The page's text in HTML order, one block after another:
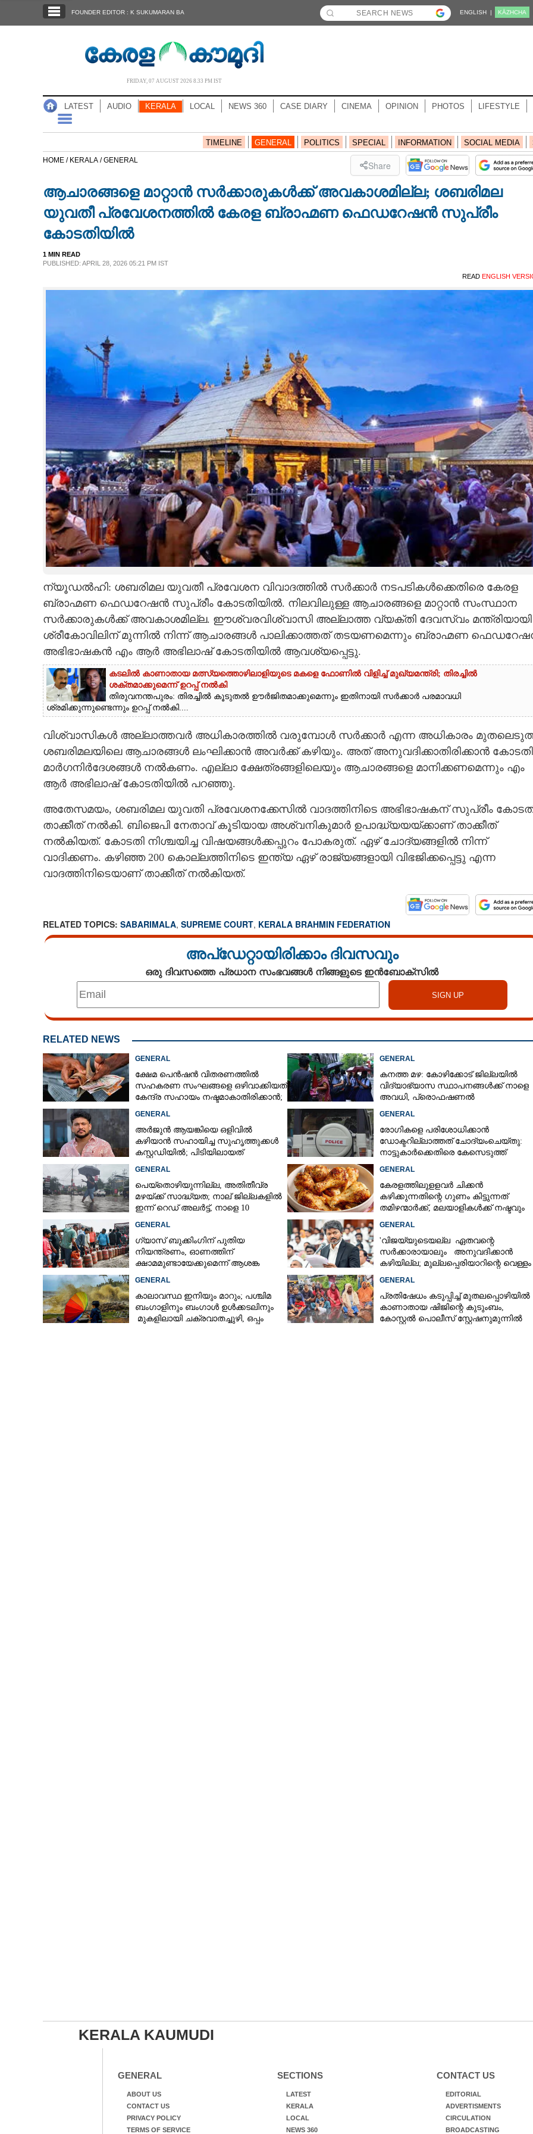
NOTIFIED NEWS
NEWS 360
SPIRITUAL
CARTOONS
LITERATURE
CONTACT US
FOUNDER EDITOR : K SUKUMARAN BA ENGLISH | KĀZHCHA
FRIDAY, 07 AUGUST 2026 8.33 PM IST
LATEST AUDIO KERALA LOCAL NEWS 360 CASE DIARY CINEMA OPINION PHOTOS LIFESTYLE
TIMELINE GENERAL POLITICS SPECIAL INFORMATION SOCIAL MEDIA
HOME / KERALA /GENERAL Share
ആചാരങ്ങളെ മാറ്റാൻ സർക്കാരുകൾക്ക് അവകാശമില്ല; ശബരിമല
യുവതീ പ്രവേശനത്തിൽ കേരള ബ്രാഹ്മണ ഫെഡറേഷൻ സുപ്രീം
കോടതിയിൽ
1 MIN READ
PUBLISHED: APRIL 28, 2026 05:21 PM IST
READ ENGLISH
ന്യൂഡൽഹി: ശബരിമല യുവതീ പ്രവേശന വിവാദത്തിൽ സർക്കാർ നടപടികൾക്കെതിരെ കേരള
ബ്രാഹ്മണ ഫെഡറേഷൻ സുപ്രീം കോടതിയിൽ. നിലവിലുള്ള ആചാരങ്ങളെ മാറ്റാൻ സംസ്ഥാന
സർക്കാരുകൾക്ക് അവകാശമില്ല. ഈശ്വരവിശ്വാസി അല്ലാത്ത വ്യക്തി ദേവസ്വം മന്ത്രിയായി
ശ്രീകോവിലിന് മുന്നിൽ നിന്ന് ആചാരങ്ങൾ പാലിക്കാത്തത് തടയണമെന്നും ബ്രാഹ്മണ
അഭിഭാഷകൻ എം ആർ അഭിലാഷ് കോടതിയിൽ ആവശ്യപ്പെട്ടു.
കടലിൽ കാണാതായ മത്സ്യത്തൊഴിലാളിയുടെ മകളെ ഫോണിൽ വിളിച്ച് മുഖ്യമന്ത്രി; തിരച്ചിൽ
ശക്തമാക്കുമെന്ന് ഉറപ്പ് നൽകി
തിരുവനന്തപുരം: തിരച്ചിൽ കൂടുതൽ ഊർജിതമാക്കുമെന്നും ഇതിനായി സർക്കാർ പരമാവധി
ശ്രമിക്കുന്നുണ്ടെന്നും ഉറപ്പ് നൽകി....
വിശ്വാസികൾ അല്ലാത്തവർ അധികാരത്തിൽ വരുമ്പോൾ സർക്കാർ എന്ന അധികാരം
ശബരിമലയിലെ ആചാരങ്ങൾ ലംഘിക്കാൻ അവർക്ക് കഴിയും. അത് അനുവദിക്കാതിരിക്കാൻ കോടതി
മാർഗനിർദേശങ്ങൾ നൽകണം. എല്ലാ ക്ഷേത്രങ്ങളിലെയും ആചാരങ്ങളെ മാനിക്കണമെന്നും എം
ആർ അഭിലാഷ് കോടതിയിൽ പറഞ്ഞു.
അതേസമയം, ശബരിമല യുവതി പ്രവേശനക്കേസിൽ വാദത്തിനിടെ അഭിഭാഷകന് സുപ്രീം
താക്കീത് നൽകി. ബിജെപി നേതാവ് കൂടിയായ അശ്വനികുമാർ ഉപാദ്ധ്യയയ്ക്കാണ് താക്കീത്
നൽകിയത്. കോടതി നിശ്ചയിച്ച വിഷയങ്ങൾക്കപ്പുറം പോകരുത്. ഏഴ് ചോദ്യങ്ങളിൽ നിന്ന്
വാദിക്കണം. കഴിഞ്ഞ 200 കൊല്ലത്തിനിടെ ഇന്ത്യ ഏഴ് രാജ്യങ്ങളായി വിഭജിക്കപ്പെട്ടു എന്ന
വാദത്തിനിടെയാണ് താക്കീത് നൽകിയത്.
RELATED TOPICS: SABARIMALA, SUPREME COURT, KERALA BRAHMIN FEDERATION
അപ്ഡേറ്റായിരിക്കാം ദിവസവും
ഒരു ദിവസത്തെ പ്രധാന സംഭവങ്ങൾ നിങ്ങളുടെ ഇൻബോക്സിൽ
RELATED NEWS
GENERAL
ക്ഷേമ പെൻഷൻ വിതരണത്തിൽ
സഹകരണ സംഘങ്ങളെ ഒഴിവാക്കിയത്
കേന്ദ്ര സഹായം നഷ്ടമാകാതിരിക്കാൻ;
GENERAL
കനത്ത മഴ: കോഴിക്കോട് ജില്ലയിൽ
വിദ്യാഭ്യാസ സ്ഥാപനങ്ങൾക്ക് നാളെ
അവധി,​ പ്രൊഫഷണൽ
GENERAL
അർജുൻ ആയങ്കിയെ ഒളിവിൽ
കഴിയാൻ സഹായിച്ച സുഹൃത്തുക്കൾ
കസ്റ്റഡിയിൽ; പിടിയിലായത്
GENERAL
രോഗികളെ പരിശോധിക്കാൻ
ഡോക്ടറില്ലാത്തത് ചോദ്യംചെയ്തു:
നാട്ടുകാർക്കെതിരെ കേസെടുത്ത്
GENERAL
പെയ്തൊഴിയുന്നില്ല, അതിതീവ്ര
മഴയ്ക്ക് സാദ്ധ്യത;​ നാല് ജില്ലകളിൽ
ഇന്ന് റെഡ് അലർട്ട്,​ നാളെ 10
GENERAL
കേരളത്തിലുളളവർ ചിക്കൻ
കഴിക്കുന്നതിന്റെ ഗുണം കിട്ടുന്നത്
തമിഴന്മാർക്ക്, മലയാളികൾക്ക് നഷ്ടവും
GENERAL
ഗ്യാസ് ബുക്കിംഗിന് പുതിയ
നിയന്ത്രണം, ഓണത്തിന്
ക്ഷാമമുണ്ടായേക്കുമെന്ന് ആശങ്ക
GENERAL
'വിജയ്‌യുടെയല്ല ഏതവന്റെ
സർക്കാരായാലും അനുവദിക്കാൻ
കഴിയില്ല; മുല്ലപ്പെരിയാറിന്റെ വെള്ളം
GENERAL
കാലാവസ്ഥ ഇനിയും മാറും; പശ്ചിമ
ബംഗാളിനും ബംഗാൾ ഉൾക്കടലിനും
മുകളിലായി ചക്രവാതച്ചുഴി, ഒപ്പം
GENERAL
പ്രതിഷേധം കടുപ്പിച്ച് മുതലപ്പൊഴിയിൽ
കാണാതായ ഷിജിന്റെ കുടുംബം,
കോസ്റ്റൽ പൊലീസ് സ്റ്റേഷനുമുന്നിൽ
KERALA KAUMUDI
GENERAL
ABOUT US
CONTACT US
PRIVACY POLICY
TERMS OF SERVICE
SECTIONS
LATEST
KERALA
LOCAL
NEWS 360
CONTACT US
EDITORIAL
ADVERTISMENTS
CIRCULATION
BROADCASTING
ആചാരങ്ങളെ മാറ്റാൻ സർക്കാരുകൾക്ക്
അവകാശമില്ല; ശബരിമല യുവതീ
പ്രവേശനത്തിൽ കേരള ബ്രാഹ്മണ
ഫെഡറേഷൻ സുപ്രീം കോടതിയിൽ
Share this link